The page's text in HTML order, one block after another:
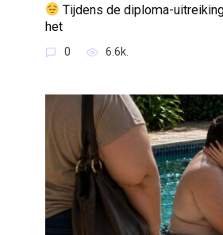
Tijdens de diploma-
het
0 6.6k.